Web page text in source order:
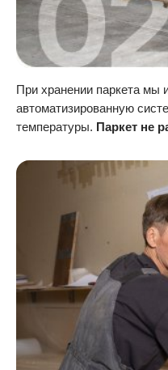
При хранении паркета мы
автоматизированную
температуры. Паркет не